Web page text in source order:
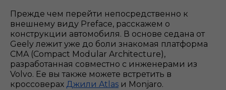
Прежде чем перейти непосредственно к
внешнему виду Preface, расскажем о
конструкции автомобиля. В основе седана от
Geely лежит уже до боли знакомая платформа
CMA (Compact Modular Architecture),
разработанная совместно с инженерами из
Volvo. Ее вы также можете встретить в
кроссоверах Джили Atlas и Monjaro.